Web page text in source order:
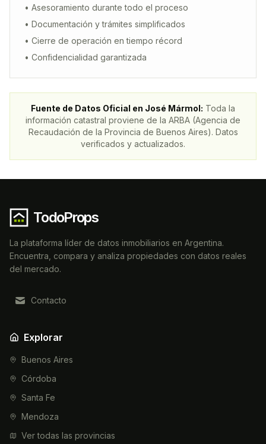
• Asesoramiento durante todo el proceso
• Documentación y trámites simplificados
• Cierre de operación en tiempo récord
• Confidencialidad garantizada
Fuente de Datos Oficial en José Mármol: Toda la
información catastral proviene de la ARBA (Agencia de
Recaudación de la Provincia de Buenos Aires). Datos
verificados y actualizados.
TodoProps
La plataforma líder de datos inmobiliarios en Argentina.
Encuentra, compara y analiza propiedades con datos reales
del mercado.
Contacto
Explorar
Buenos Aires
Córdoba
Santa Fe
Mendoza
Ver todas las provincias